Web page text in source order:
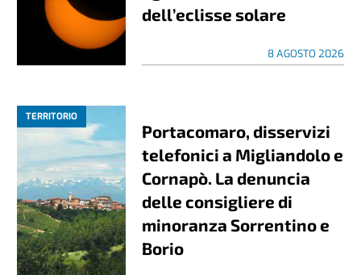
dell’eclisse solare
8 AGOSTO 2026
TERRITORIO
Portacomaro, disservizi
telefonici a Migliandolo e
Cornapò. La denuncia
delle consigliere di
minoranza Sorrentino e
Borio